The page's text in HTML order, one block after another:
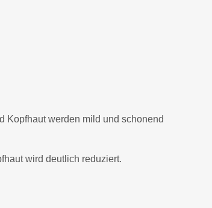
Kopfhaut werden mild und schonend
wird deutlich reduziert.